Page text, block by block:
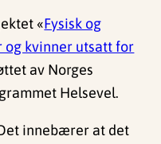
«Fysisk og
og kvinner utsatt for
av Norges
Helsevel.
innebærer at det